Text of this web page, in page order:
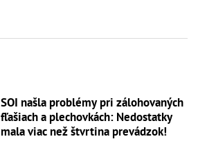
SOI našla problémy pri zálohovaných
fľašiach a plechovkách: Nedostatky
mala viac než štvrtina prevádzok!